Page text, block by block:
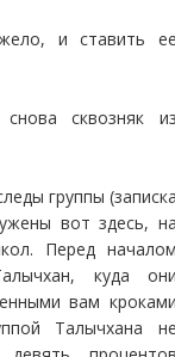
и ставить
сквозняк
группы
вот здесь,
Перед
куда
вам
Талычхана